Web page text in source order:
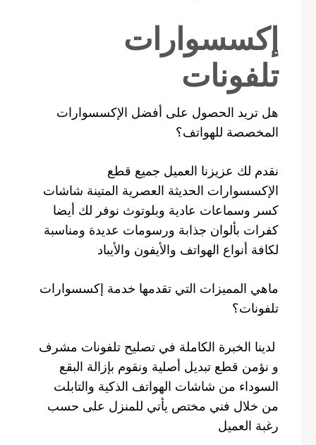
إكسسوارات
تلفونات
هل تريد الحصول على أفضل الإكسسوارات
المخصصة للهواتف؟
نقدم لك عزيزنا العميل جميع قطع
الإكسسوارات الحديثة العصرية المتينة شاشات
كسر وسماعات عادية وبلوتوث نوفر لك أيضا
كفرات بألوان جذابة ورسومات عديدة ومناسبة
لكافة أنواع الهواتف والأيفون والأيباد
ماهي المميزات التي تقدمها خدمة إكسسوارات
تلفونات؟
لدينا الخبرة الكاملة في تصليح تلفونات مشرف
و نؤمن قطع تبديل أصلية ونقوم بإزالة البقع
السوداء من شاشات الهواتف الذكية والتابلت
من خلال فني مختص يأتي للمنزل على حسب
رغبة العميل